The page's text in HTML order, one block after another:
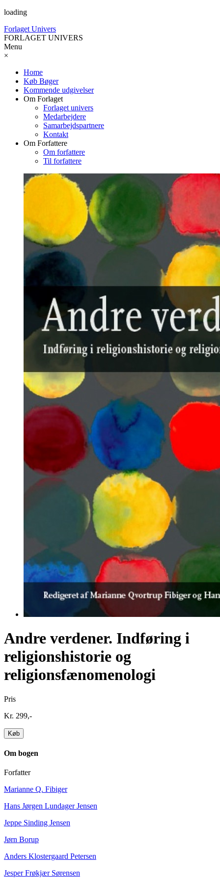
loading
Forlaget Univers
FORLAGET UNIVERS
Menu
×
Home
Køb Bøger
Kommende udgivelser
Om Forlaget
Forlaget univers
Medarbejdere
Samarbejdspartnere
Kontakt
Om Forfattere
Om forfattere
Til forfattere
Andre verdener. Indføring i
religionshistorie og
religionsfænomenologi
Pris
Kr. 299,-
Om bogen
Forfatter
Marianne Q. Fibiger
Hans Jørgen Lundager Jensen
Jeppe Sinding Jensen
Jørn Borup
Anders Klostergaard Petersen
Jesper Frøkjær Sørensen